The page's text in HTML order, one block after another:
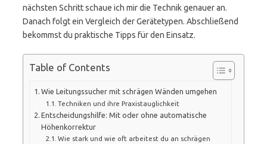
nächsten Schritt schaue ich mir die Technik genauer an.
Danach folgt ein Vergleich der Gerätetypen. Abschließend
bekommst du praktische Tipps für den Einsatz.
Table of Contents
Wie Leitungssucher mit schrägen Wänden umgehen
Techniken und ihre Praxistauglichkeit
Entscheidungshilfe: Mit oder ohne automatische
Höhenkorrektur
Wie stark und wie oft arbeitest du an schrägen